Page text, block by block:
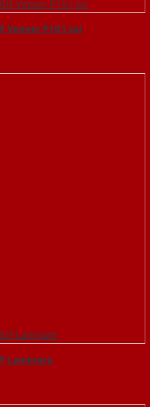
Veneer P1G1 soi
Laminate